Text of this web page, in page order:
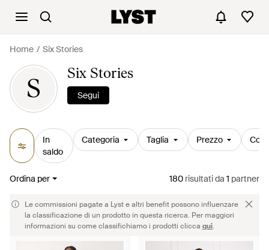
Home Six Stories
S
Six Stories
Segui
In
saldo
Categoria Taglia Prezzo
Ordina per 180 risultatida 1 partner
Le commissioni pagate a Lyst e altri benefit possono influenzare
la classificazione di un prodotto in questa ricerca. Per maggiori
informazioni su come classifichiamo i prodotti clicca qui.